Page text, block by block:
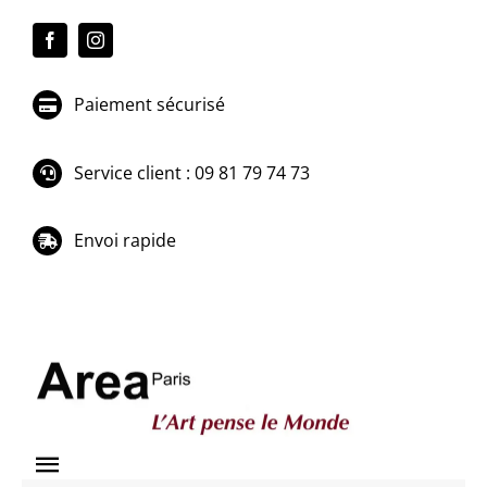
Paiement sécurisé
Service client : 09 81 79 74 73
Envoi rapide